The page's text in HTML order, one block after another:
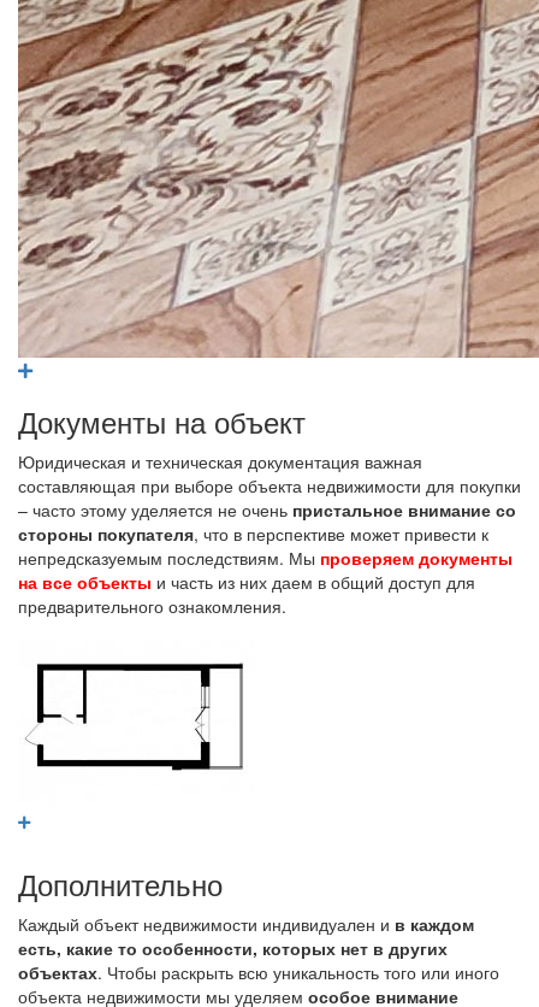
Документы на объект
Юридическая и техническая документация важная
составляющая при выборе объекта недвижимости для покупки
– часто этому уделяется не очень пристальное внимание со
стороны покупателя, что в перспективе может привести к
непредсказуемым последствиям. Мы проверяем документы
на все объекты и часть из них даем в общий доступ для
предварительного ознакомления.
Дополнительно
Каждый объект недвижимости индивидуален и в каждом
есть, какие то особенности, которых нет в других
объектах. Чтобы раскрыть всю уникальность того или иного
объекта недвижимости мы уделяем особое внимание